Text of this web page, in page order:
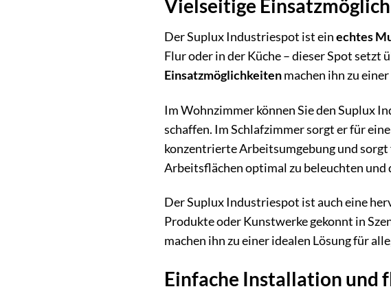
Vielseitige
Der Suplux Industriespot ist einechtes
Flur oder in der Küche – dieser Spot
Einsatzmöglichkeitenmachen ihn zu
Im Wohnzimmer können Sie den Suplux
schaffen. Im Schlafzimmer sorgt er für
konzentrierte Arbeitsumgebung und
Arbeitsflächen optimal zu beleuchten und
Der Suplux Industriespot ist auch eine
Produkte oder Kunstwerke gekonnt in
machen ihn zu einer idealen Lösung für
Einfache Installation und